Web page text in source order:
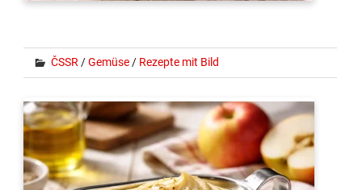
ČSSR /Gemüse/ Rezepte mit Bild